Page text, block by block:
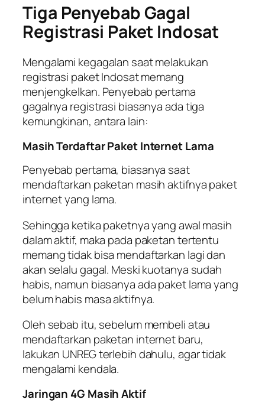
Tiga Penyebab Gagal
Registrasi Paket Indosat
Mengalami kegagalan saat melakukan
registrasi paket Indosat memang
menjengkelkan. Penyebab pertama
gagalnya registrasi biasanya ada tiga
kemungkinan, antara lain:
Masih Terdaftar Paket Internet Lama
Penyebab pertama, biasanya saat
mendaftarkan paketan masih aktifnya paket
internet yang lama.
Sehingga ketika paketnya yang awal masih
dalam aktif, maka pada paketan tertentu
memang tidak bisa mendaftarkan lagi dan
akan selalu gagal. Meski kuotanya sudah
habis, namun biasanya ada paket lama yang
belum habis masa aktifnya.
Oleh sebab itu, sebelum membeli atau
mendaftarkan paketan internet baru,
lakukan UNREG terlebih dahulu, agar tidak
mengalami kendala.
Jaringan 4G Masih Aktif